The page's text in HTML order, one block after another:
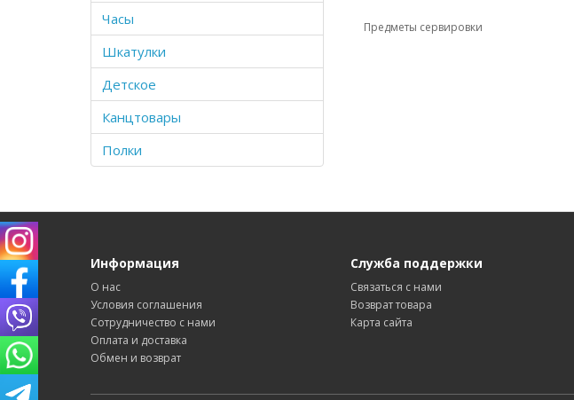
Часы
Шкатулки
Детское
Канцтовары
Полки
Предметы сервировки
Информация
О нас
Условия соглашения
Сотрудничество с нами
Оплата и доставка
Обмен и возврат
Служба поддержки
Связаться с нами
Возврат товара
Карта сайта